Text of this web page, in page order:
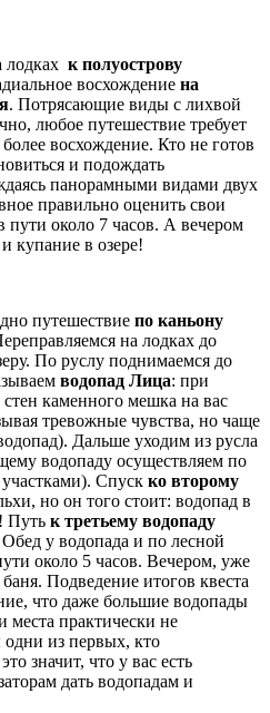
лодках к полуострову
восхождение на
. Потрясающие виды с лихвой
любое путешествие требует
восхождение. Кто не готов
и подождать
панорамными видами двух
правильно оценить свои
около 7 часов. А вечером
купание в озере!
путешествие по каньону
на лодках до
По руслу поднимаемся до
водопад Лица: при
каменного мешка на вас
тревожные чувства, но чаще
Дальше уходим из русла
водопаду осуществляем по
Спуск ко второму
но он того стоит: водопад в
Путь к третьему водопаду
у водопада и по лесной
около 5 часов. Вечером, уже
Подведение итогов квеста
что даже большие водопады
места практически не
из первых, кто
значит, что у вас есть
дать водопадам и